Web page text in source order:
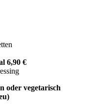
6,90 €
oder vegetarisch